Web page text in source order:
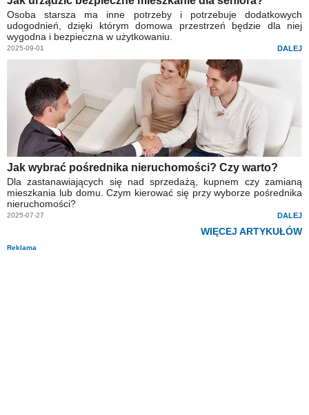
Osoba starsza ma inne potrzeby i potrzebuje dodatkowych
udogodnień, dzięki którym domowa przestrzeń będzie dla niej
wygodna i bezpieczna w użytkowaniu.
2025-09-01 DALEJ
Jak wybrać pośrednika nieruchomości? Czy warto?
Dla zastanawiających się nad sprzedażą, kupnem czy zamianą
mieszkania lub domu. Czym kierować się przy wyborze pośrednika
nieruchomości?
2025-07-27 DALEJ
WIĘCEJ ARTYKUŁÓW
Reklama